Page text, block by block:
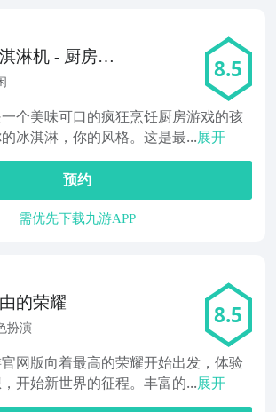
淋机 - 厨房游
8.5
个美味可口的疯狂烹饪厨房游戏的孩
冰淇淋，你的风格。这是最...展开
预约
需优先下载九游APP
的荣耀
扮演 8.5
网版向着最高的荣耀开始出发，体验
开始新世界的征程。丰富的...展开